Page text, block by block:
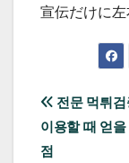
宣伝だけに左
Post
전문 먹튀
이용할 때 얻
점